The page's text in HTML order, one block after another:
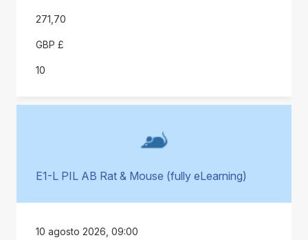
271,70
GBP £
10
E1-L PIL AB Rat & Mouse (fully eLearning)
10 agosto 2026, 09:00